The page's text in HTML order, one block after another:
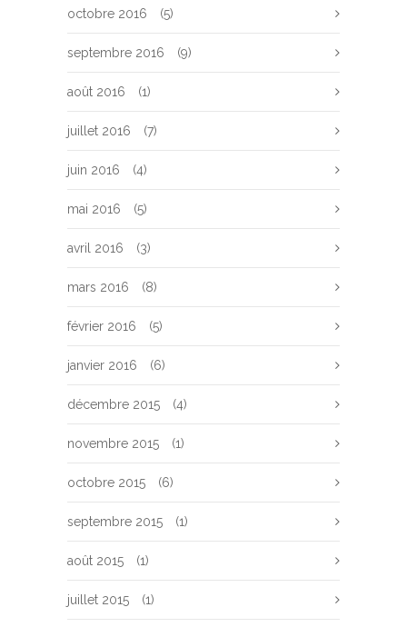
octobre 2016 (5)
septembre 2016 (9)
août 2016 (1)
juillet 2016 (7)
juin 2016 (4)
mai 2016 (5)
avril 2016 (3)
mars 2016 (8)
février 2016 (5)
janvier 2016 (6)
décembre 2015 (4)
novembre 2015 (1)
octobre 2015 (6)
septembre 2015 (1)
août 2015 (1)
juillet 2015 (1)